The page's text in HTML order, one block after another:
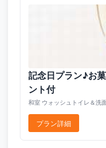
記念日プラン♪お
ント付
和室 ウォッシュトイレ＆洗
プラン詳細